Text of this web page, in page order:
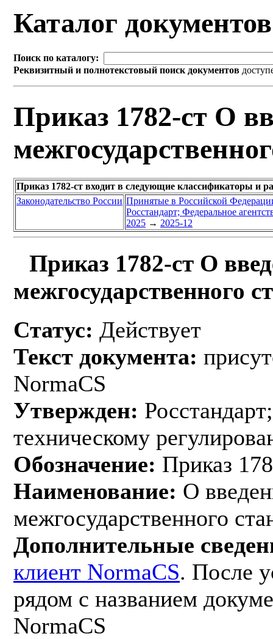
Каталог
Поиск по каталогу:
Реквизитный и полнотекстовый поиск документов
Приказ 1782-ст О
Приказ 1782-ст входит в следующие классификаторы и
Законодательство России Принятые в Российской
Росстандарт; Федеральное
2025 → 2025-12
Приказ 1782-ст О
межгосударственного
Статус: Действует
Текст документа:
NormaCS
Утвержден:
техническому
Обозначение: Приказ
Наименование: О
межгосударственного
Дополнительные
клиент NormaCS. После
рядом с названием
NormaCS